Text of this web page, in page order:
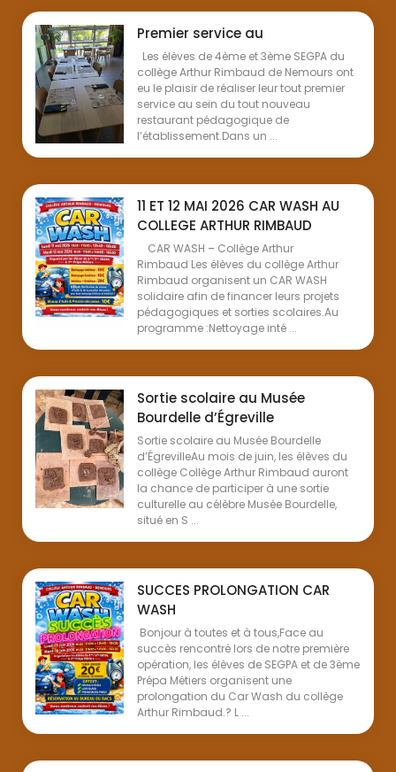
Premier service au
Les élèves de 4ème et 3ème SEGPA du
collège Arthur Rimbaud de Nemours ont
eu le plaisir de réaliser leur tout premier
service au sein du tout nouveau
restaurant pédagogique de
l’établissement.Dans un ...
11 ET 12 MAI 2026 CAR WASH AU
COLLEGE ARTHUR RIMBAUD
CAR WASH – Collège Arthur
Rimbaud Les élèves du collège Arthur
Rimbaud organisent un CAR WASH
solidaire afin de financer leurs projets
pédagogiques et sorties scolaires.Au
programme :Nettoyage inté ...
Sortie scolaire au Musée
Bourdelle d’Égreville
Sortie scolaire au Musée Bourdelle
d’ÉgrevilleAu mois de juin, les élèves du
collège Collège Arthur Rimbaud auront
la chance de participer à une sortie
culturelle au célèbre Musée Bourdelle,
situé en S ...
SUCCES PROLONGATION CAR
WASH
Bonjour à toutes et à tous,Face au
succès rencontré lors de notre première
opération, les élèves de SEGPA et de 3ème
Prépa Métiers organisent une
prolongation du Car Wash du collège
Arthur Rimbaud.? L ...